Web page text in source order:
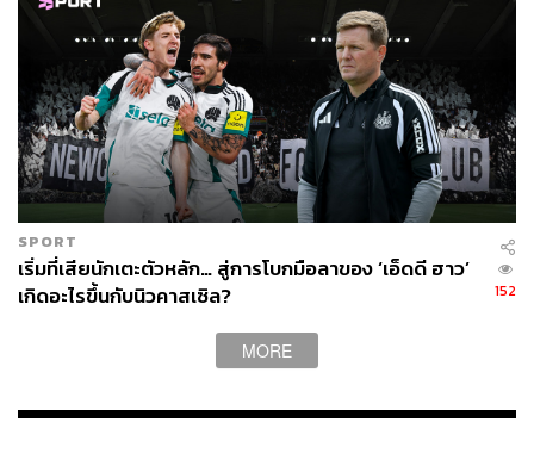
สำหรับแมนฯ ยูไนเต็ด ถึงจะต้องจ่ายเงินมหาศาล แต่การ
ลงทุนกับซูเปอร์สตาร์ในระดับหัวแถวของวงการ คนที่ได้รับ
การยกย่องว่า ‘เก่งที่สุดคนหนึ่งในยุคสมัย’ จำนวนเงินที่ต้อง
จ่ายนั้นเป็นการจ่ายที่ฟังขึ้น
เรื่องในสนามไม่ต้องพูดถึง ผลงาน 17 ประตูกับ 17 แอสซิสต์
ในฤดูกาลล่าสุดกับดอร์ทมุนด์เป็นตัวเลขที่ยอดเยี่ยมอย่างมาก
และเป็นสิ่งที่แฟนปีศาจแดงคาดหวังได้ว่าจะได้ผลตอบแทน
กลับมาไม่มากกว่าก็ต้องใกล้เคียงกัน
สิ่งสำคัญคือนักเตะระดับนี้ไม่ได้มีให้ซื้อทุกวัน และการซื้อ
โดยที่แทบไม่มีคู่แข่ง เพราะคู่แข่งต่างเก็บเนื้อเก็บตัวไม่กล้า
ลงทุนนั้นเป็นโอกาสที่ไม่ค่อยปล่อยให้ผ่านไป โดยเฉพาะเมื่อ
SPORT
เริ่มที่เสียนักเตะตัวหลัก… สู่การโบกมือลาของ ‘เอ็ดดี ฮาว’
เกิดอะไรขึ้นกับนิวคาสเซิล?
152
MORE